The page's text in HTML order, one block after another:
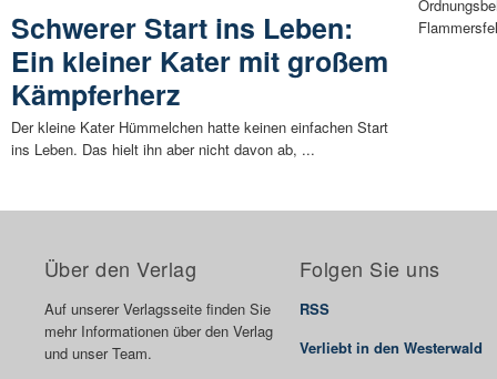
Schwerer Start ins Leben:
Ein kleiner Kater mit großem
Kämpferherz
Der kleine Kater Hümmelchen hatte keinen einfachen Start
ins Leben. Das hielt ihn aber nicht davon ab, ...
Über den Verlag
Auf unserer Verlagsseite finden Sie
mehr Informationen über den Verlag
und unser Team.
Folgen Sie uns
RSS
Verliebt in den Westerwald